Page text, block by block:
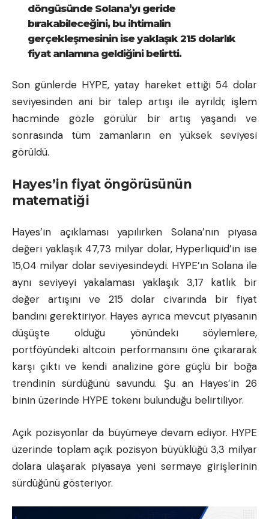
döngüsünde Solana’yı geride
bırakabileceğini, bu ihtimalin
gerçekleşmesinin ise yaklaşık 215 dolarlık
fiyat anlamına geldiğini belirtti.
Son günlerde HYPE, yatay hareket ettiği 54 dolar
seviyesinden ani bir talep artışı ile ayrıldı; işlem
hacminde gözle görülür bir artış yaşandı ve
sonrasında tüm zamanların en yüksek seviyesi
görüldü.
Hayes’in fiyat öngörüsünün
matematiği
Hayes’in açıklaması yapılırken Solana’nın piyasa
değeri yaklaşık 47,73 milyar dolar, Hyperliquid’in ise
15,04 milyar dolar seviyesindeydi. HYPE’ın Solana ile
aynı seviyeyi yakalaması yaklaşık 3,17 katlık bir
değer artışını ve 215 dolar civarında bir fiyat
bandını gerektiriyor. Hayes ayrıca mevcut piyasanın
düşüşte olduğu yönündeki söylemlere,
portföyündeki altcoin performansını öne çıkararak
karşı çıktı ve kendi analizine göre güçlü bir boğa
trendinin sürdüğünü savundu. Şu an Hayes’in 26
binin üzerinde HYPE tokenı bulunduğu belirtiliyor.
Açık pozisyonlar da büyümeye devam ediyor. HYPE
üzerinde toplam açık pozisyon büyüklüğü 3,3 milyar
dolara ulaşarak piyasaya yeni sermaye girişlerinin
sürdüğünü gösteriyor.